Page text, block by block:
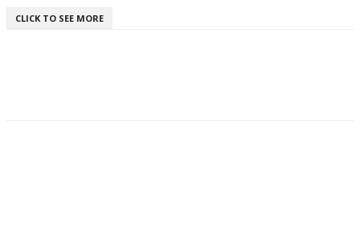
CLICK TO SEE MORE